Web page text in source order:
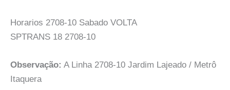
Horarios 2708-10 Sabado VOLTA
SPTRANS 18 2708-10
Observação: A Linha 2708-10 Jardim Lajeado / Metrô
Itaquera